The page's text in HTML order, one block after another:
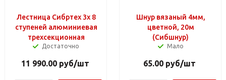
Лестница Сибртех 3х 8
ступеней алюминиевая
трехсекционная
Достаточно
11 990.00руб/шт
Шнур вязаный 4мм,
цветной, 20м
(Сибшнур)
Мало
65.00 руб/шт